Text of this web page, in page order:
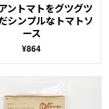
ントマトをグツグツ
シンプルなトマトソ
ース
¥864